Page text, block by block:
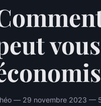
— 29 novembre 2023 —